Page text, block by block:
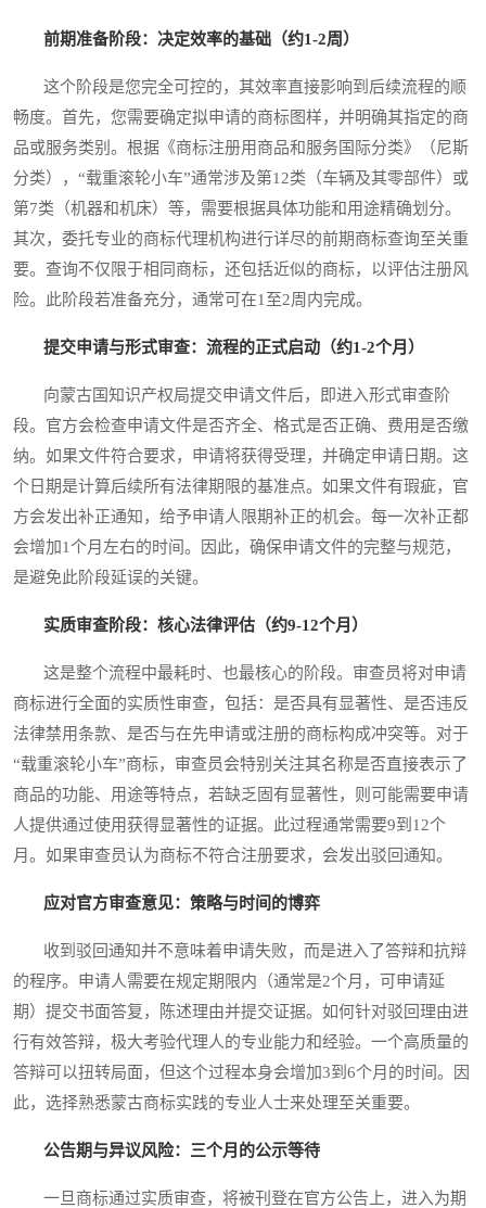
前期准备阶段：决定效率的基础（约1-2周）
这个阶段是您完全可控的，其效率直接影响到后续流程的顺
畅度。首先，您需要确定拟申请的商标图样，并明确其指定的商
品或服务类别。根据《商标注册用商品和服务国际分类》（尼斯
分类），“载重滚轮小车”通常涉及第12类（车辆及其零部件）或
第7类（机器和机床）等，需要根据具体功能和用途精确划分。
其次，委托专业的商标代理机构进行详尽的前期商标查询至关重
要。查询不仅限于相同商标，还包括近似的商标，以评估注册风
险。此阶段若准备充分，通常可在1至2周内完成。
提交申请与形式审查：流程的正式启动（约1-2个月）
向蒙古国知识产权局提交申请文件后，即进入形式审查阶
段。官方会检查申请文件是否齐全、格式是否正确、费用是否缴
纳。如果文件符合要求，申请将获得受理，并确定申请日期。这
个日期是计算后续所有法律期限的基准点。如果文件有瑕疵，官
方会发出补正通知，给予申请人限期补正的机会。每一次补正都
会增加1个月左右的时间。因此，确保申请文件的完整与规范，
是避免此阶段延误的关键。
实质审查阶段：核心法律评估（约9-12个月）
这是整个流程中最耗时、也最核心的阶段。审查员将对申请
商标进行全面的实质性审查，包括：是否具有显著性、是否违反
法律禁用条款、是否与在先申请或注册的商标构成冲突等。对于
“载重滚轮小车”商标，审查员会特别关注其名称是否直接表示了
商品的功能、用途等特点，若缺乏固有显著性，则可能需要申请
人提供通过使用获得显著性的证据。此过程通常需要9到12个
月。如果审查员认为商标不符合注册要求，会发出驳回通知。
应对官方审查意见：策略与时间的博弈
收到驳回通知并不意味着申请失败，而是进入了答辩和抗辩
的程序。申请人需要在规定期限内（通常是2个月，可申请延
期）提交书面答复，陈述理由并提交证据。如何针对驳回理由进
行有效答辩，极大考验代理人的专业能力和经验。一个高质量的
答辩可以扭转局面，但这个过程本身会增加3到6个月的时间。因
此，选择熟悉蒙古商标实践的专业人士来处理至关重要。
公告期与异议风险：三个月的公示等待
一旦商标通过实质审查，将被刊登在官方公告上，进入为期